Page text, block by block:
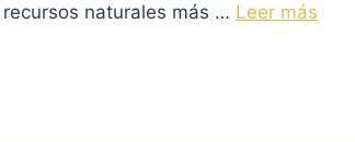
naturales más … Leer más